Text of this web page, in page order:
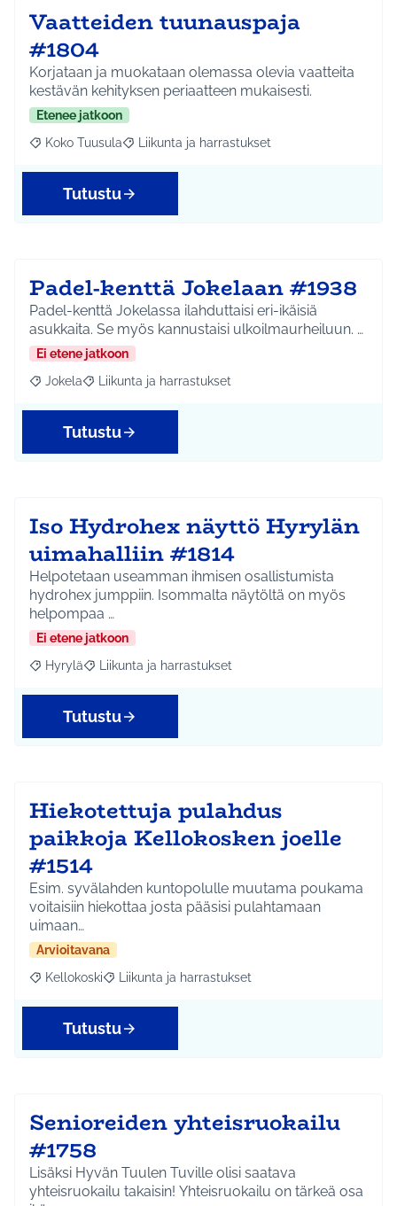
Vaatteiden tuunauspaja
#1804
Korjataan ja muokataan olemassa olevia vaatteita
kestävän kehityksen periaatteen mukaisesti.
Etenee jatkoon
Rajaa tulokset aihepiirin mukaan: Koko Tuusula
Koko Tuusula Rajaa tulokset teeman mukaan: Liikunta ja
Liikunta ja harrastukset
Tutustu
Padel-kenttä Jokelaan #1938
Padel-kenttä Jokelassa ilahduttaisi eri-ikäisiä
asukkaita. Se myös kannustaisi ulkoilmaurheiluun. …
Ei etene jatkoon
Rajaa tulokset aihepiirin mukaan: Jokela
Jokela Rajaa tulokset teeman mukaan: Liikunta ja
Liikunta ja harrastukset
Tutustu
Iso Hydrohex näyttö Hyrylän
uimahalliin #1814
Helpotetaan useamman ihmisen osallistumista
hydrohex jumppiin. Isommalta näytöltä on myös
helpompaa …
Ei etene jatkoon
Rajaa tulokset aihepiirin mukaan: Hyrylä
Hyrylä Rajaa tulokset teeman mukaan: Liikunta ja
Liikunta ja harrastukset
Tutustu
Hiekotettuja pulahdus
paikkoja Kellokosken joelle
#1514
Esim. syvälahden kuntopolulle muutama poukama
voitaisiin hiekottaa josta pääsisi pulahtamaan
uimaan…
Arvioitavana
Rajaa tulokset aihepiirin mukaan: Kellokoski
Kellokoski Rajaa tulokset teeman mukaan: Liikunta ja
Liikunta ja harrastukset
Tutustu
Senioreiden yhteisruokailu
#1758
Lisäksi Hyvän Tuulen Tuville olisi saatava
yhteisruokailu takaisin! Yhteisruokailu on tärkeä osa